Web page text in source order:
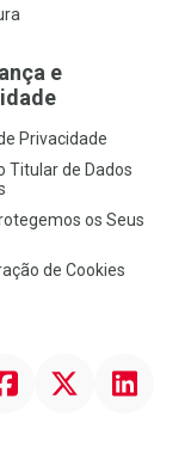
e
Privacidade
Titular de Dados
os Seus
de Cookies
Twitter Linkedin